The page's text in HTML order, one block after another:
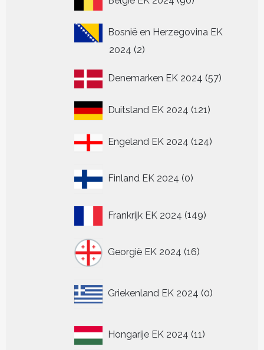
Bosnië en Herzegovina EK
2024 22
Denemarken EK 2024 5757
Duitsland EK 2024 121121
Engeland EK 2024 124124
Finland EK 2024 0
producten
Frankrijk EK 2024 149149
Georgië EK 2024 16
producten
Griekenland EK 2024 0
producten
Hongarije EK 2024 11
producten